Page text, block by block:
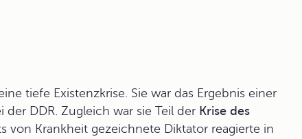
tiefe Existenzkrise. Sie war das Ergebnis einer
der DDR. Zugleich war sie Teil der Krise des
von Krankheit gezeichnete Diktator reagierte in